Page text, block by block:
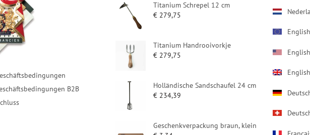
B2B
Titanium Schrepel 12 cm
€ 279,75
Titanium Handrooivorkje
€ 279,75
Holländische Sandschaufel 24 cm
€ 234,39
Geschenkverpackung braun, klein
English